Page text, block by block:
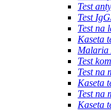
Test
Test
Test na
Kaseta
Malaria
Test
Test na
Kaseta
Test na
Kaseta